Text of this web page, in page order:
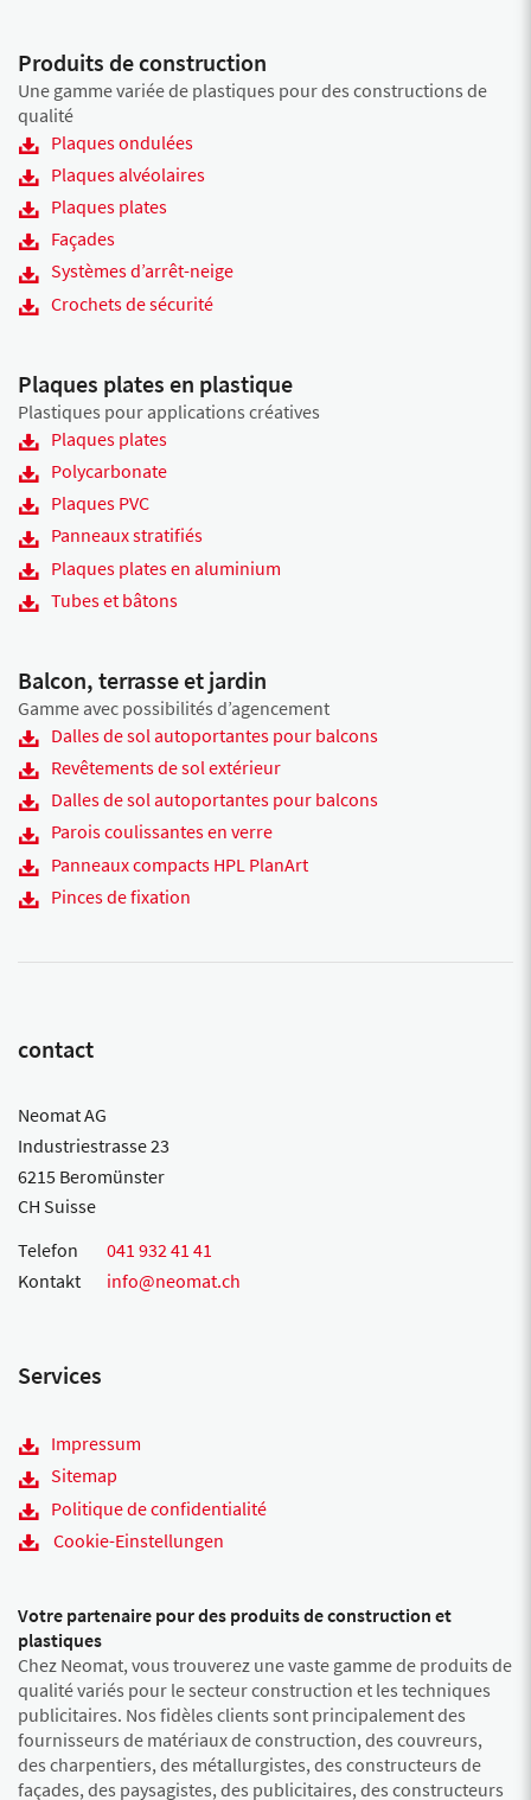
Produits de construction
Une gamme variée de plastiques pour des constructions de
qualité
Plaques ondulées
Plaques alvéolaires
Plaques plates
Façades
Systèmes d’arrêt-neige
Crochets de sécurité
Plaques plates en plastique
Plastiques pour applications créatives
Plaques plates
Polycarbonate
Plaques PVC
Panneaux stratifiés
Plaques plates en aluminium
Tubes et bâtons
Balcon, terrasse et jardin
Gamme avec possibilités d’agencement
Dalles de sol autoportantes pour balcons
Revêtements de sol extérieur
Dalles de sol autoportantes pour balcons
Parois coulissantes en verre
Panneaux compacts HPL PlanArt
Pinces de fixation
contact
Neomat AG
Industriestrasse 23
6215 Beromünster
CH Suisse
Telefon
041 932 41 41
Kontakt
info@neomat.ch
Services
Impressum
Sitemap
Politique de confidentialité
Cookie-Einstellungen
Votre partenaire pour des produits de construction et
plastiques
Chez Neomat, vous trouverez une vaste gamme de produits de
qualité variés pour le secteur construction et les techniques
publicitaires. Nos fidèles clients sont principalement des
fournisseurs de matériaux de construction, des couvreurs,
des charpentiers, des métallurgistes, des constructeurs de
façades, des paysagistes, des publicitaires, des constructeurs